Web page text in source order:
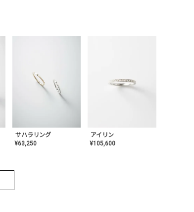
サハラリング
¥63,250
アイリン
¥105,600